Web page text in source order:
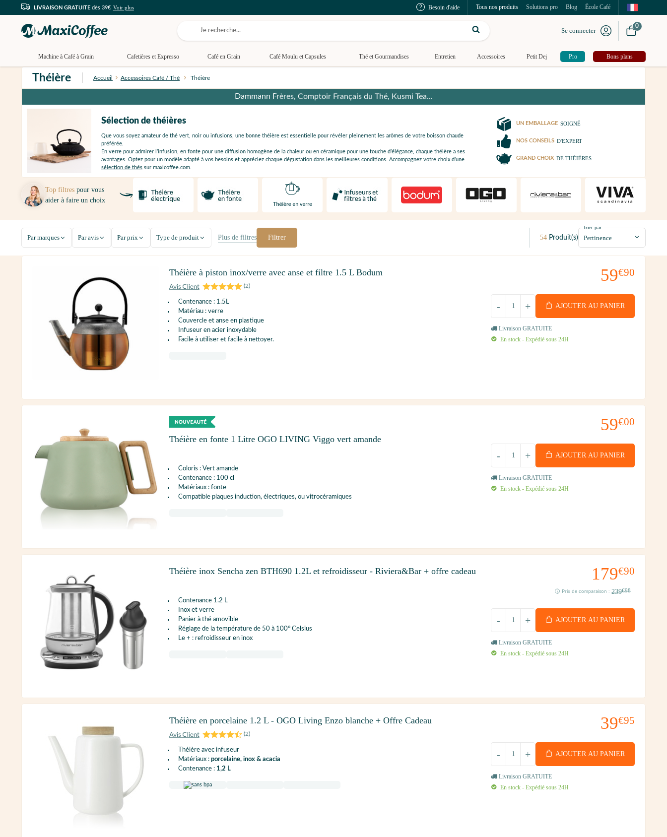
LIVRAISON GRATUITE dès 39€ Voir plus Besoin d'aide Tous nos produits Solutions pro Blog École Café
Se connecter
0
Machine à Café à Grain Cafetières et Expresso Café en Grain Café Moulu et Capsules Thé et Gourmandises Entretien Accessoires Petit Dej Pro Bons plans
Théière Accueil Accessoires Café / Thé Théière
Sélection de théières
Que vous soyez amateur de thé vert, noir ou infusions, une bonne théière est essentielle pour révéler pleinement les arômes de votre boisson chaude
préférée.
En verre pour admirer l’infusion, en fonte pour une diffusion homogène de la chaleur ou en céramique pour une touche d’élégance, chaque théière a ses
avantages. Optez pour un modèle adapté à vos besoins et appréciez chaque dégustation dans les meilleures conditions. Accompagnez votre choix d’une
sélection de thés sur maxicoffee.com.
UN EMBALLAGE SOIGNÉ
NOS CONSEILS D'EXPERT
GRAND CHOIX DE THÉIÈRES
Top filtres pour vous
aider à faire un choix
Par marques Par avis Par prix Type de produit Plus de filtres Filtrer 54 Produit(s)
Trier par
Théière à piston inox/verre avec anse et filtre 1.5 L Bodum
(2)
Contenance : 1.5L
Matériau : verre
Couvercle et anse en plastique
Infuseur en acier inoxydable
Facile à utiliser et facile à nettoyer.
59€90
+
- AJOUTER AU PANIER
Livraison GRATUITE
En stock - Expédié sous 24H
Théière en fonte 1 Litre OGO LIVING Viggo vert amande
Coloris : Vert amande
Contenance : 100 cl
Matériaux : fonte
Compatible plaques induction, électriques, ou vitrocéramiques
59€00
+
- AJOUTER AU PANIER
Livraison GRATUITE
En stock - Expédié sous 24H
Théière inox Sencha zen BTH690 1.2L et refroidisseur - Riviera&Bar + offre cadeau
Contenance 1.2 L
Inox et verre
Panier à thé amovible
Réglage de la température de 50 à 100° Celsius
Le + : refroidisseur en inox
179€90
Prix de comparaison : 239€98
+
- AJOUTER AU PANIER
Livraison GRATUITE
En stock - Expédié sous 24H
Théière en porcelaine 1.2 L - OGO Living Enzo blanche + Offre Cadeau
(2)
Théière avec infuseur
Matériaux : porcelaine, inox & acacia
Contenance :1,2 L
39€95
+
- AJOUTER AU PANIER
Livraison GRATUITE
En stock - Expédié sous 24H